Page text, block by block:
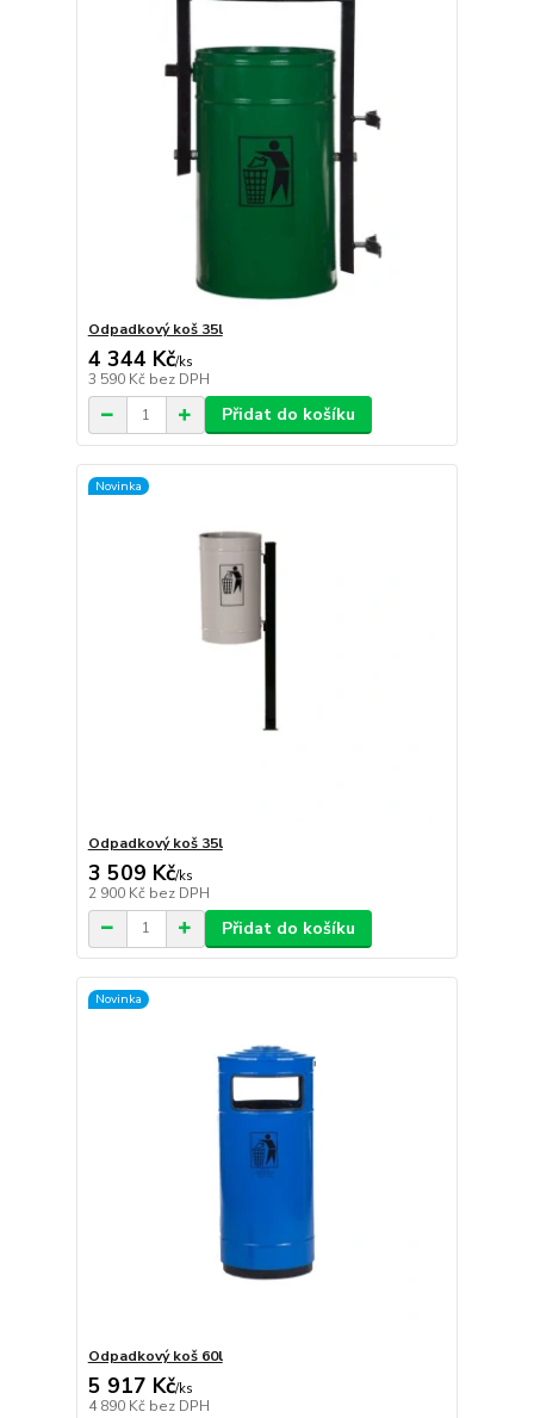
Odpadkový koš 35l
4 344 Kč/ks
3 590 Kč bez DPH
Přidat do košíku
Novinka
Odpadkový koš 35l
3 509 Kč/ks
2 900 Kč bez DPH
Přidat do košíku
Novinka
Odpadkový koš 60l
5 917 Kč/ks
4 890 Kč bez DPH